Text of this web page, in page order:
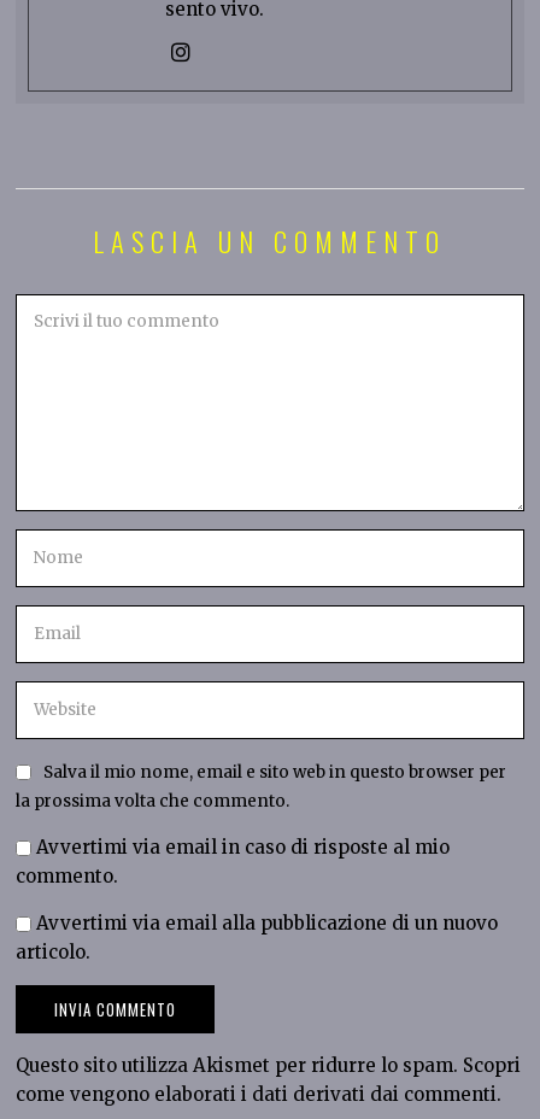
sento vivo.
LASCIA UN COMMENTO
Salva il mio nome, email e sito web in questo browser per
la prossima volta che commento.
Avvertimi via email in caso di risposte al mio
commento.
Avvertimi via email alla pubblicazione di un nuovo
articolo.
Questo sito utilizza Akismet per ridurre lo spam. Scopri
come vengono elaborati i dati derivati dai commenti.